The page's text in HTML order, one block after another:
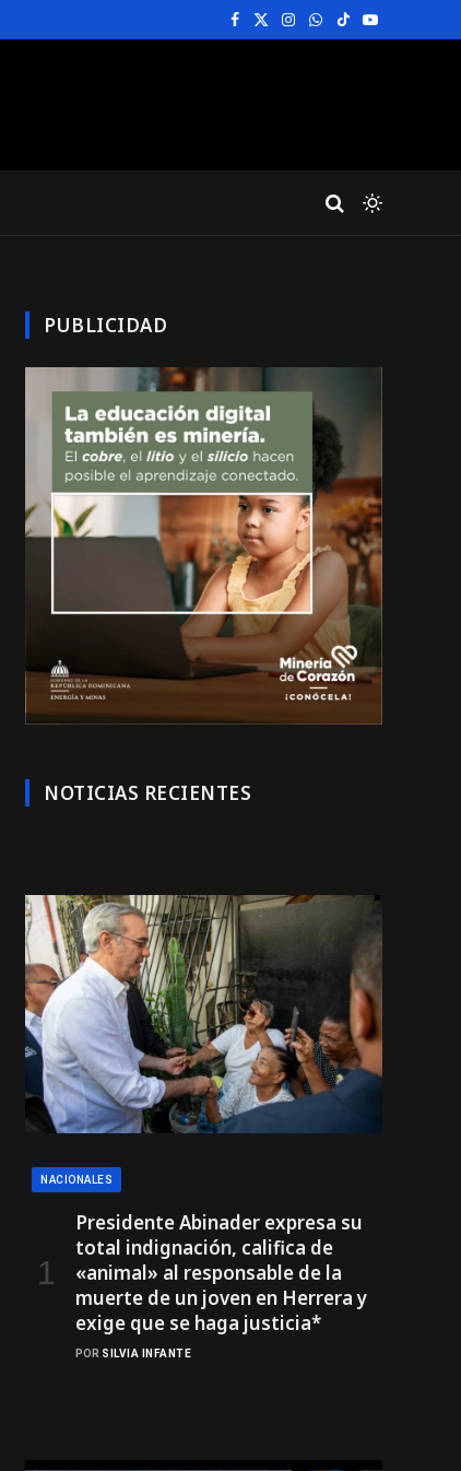
Facebook
X
Instagram
WhatsApp
TikTokYouTube
PUBLICIDAD
NOTICIAS RECIENTES
NACIONALES
Presidente Abinader expresa su
total indignación, califica de
«animal» al responsable de la
muerte de un joven en Herrera y
exige que se haga justicia*
POR SILVIA INFANTE